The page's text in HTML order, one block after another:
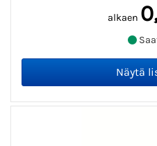
alkaen